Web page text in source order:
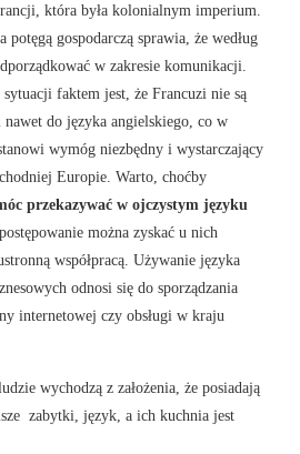
która była kolonialnym imperium.
potęgą gospodarczą sprawia, że według
w zakresie komunikacji.
faktem jest, że Francuzi nie są
do języka angielskiego, co w
wymóg niezbędny i wystarczający
Europie. Warto, choćby
przekazywać w ojczystym języku
można zyskać u nich
współpracą. Używanie języka
odnosi się do sporządzania
internetowej czy obsługi w kraju
wychodzą z założenia, że posiadają
zabytki, język, a ich kuchnia jest